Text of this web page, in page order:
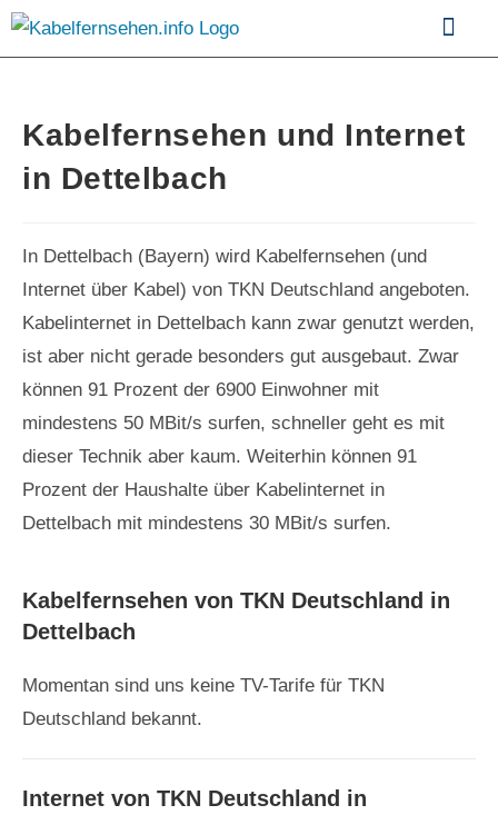
Kabelfernsehen und Internet
in Dettelbach
In Dettelbach (Bayern) wird Kabelfernsehen (und
Internet über Kabel) von TKN Deutschland angeboten.
Kabelinternet in Dettelbach kann zwar genutzt werden,
ist aber nicht gerade besonders gut ausgebaut. Zwar
können 91 Prozent der 6900 Einwohner mit
mindestens 50 MBit/s surfen, schneller geht es mit
dieser Technik aber kaum. Weiterhin können 91
Prozent der Haushalte über Kabelinternet in
Dettelbach mit mindestens 30 MBit/s surfen.
Kabelfernsehen von TKN Deutschland in
Dettelbach
Momentan sind uns keine TV-Tarife für TKN
Deutschland bekannt.
Internet von TKN Deutschland in